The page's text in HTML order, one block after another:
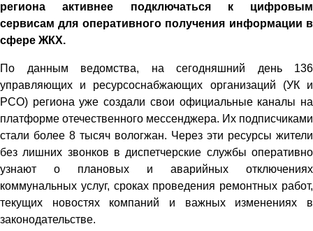
региона активнее подключаться к цифровым
сервисам для оперативного получения информации в
сфере ЖКХ.
По данным ведомства, на сегодняшний день 136
управляющих и ресурсоснабжающих организаций (УК и
РСО) региона уже создали свои официальные каналы на
платформе отечественного мессенджера. Их подписчиками
стали более 8 тысяч вологжан. Через эти ресурсы жители
без лишних звонков в диспетчерские службы оперативно
узнают о плановых и аварийных отключениях
коммунальных услуг, сроках проведения ремонтных работ,
текущих новостях компаний и важных изменениях в
законодательстве.